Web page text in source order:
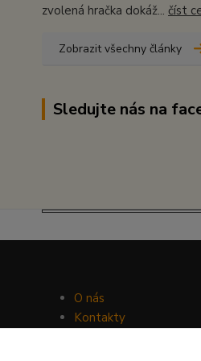
zvolená hračka dokáž... číst
Zobrazit všechny články
Sledujte nás na
O nás
Kontakty